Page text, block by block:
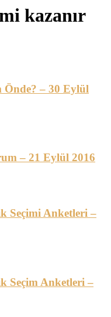
kazanır
Önde? – 30 Eylül
– 21 Eylül 2016
Seçimi Anketleri –
Seçim Anketleri –